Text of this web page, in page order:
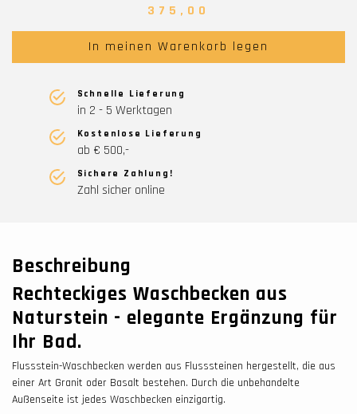
375,00
In meinen Warenkorb legen
Schnelle Lieferung
in 2 - 5 Werktagen
Kostenlose Lieferung
ab € 500,-
Sichere Zahlung!
Zahl sicher online
Beschreibung
Rechteckiges Waschbecken aus
Naturstein - elegante Ergänzung für
Ihr Bad.
Flussstein-Waschbecken werden aus Flusssteinen hergestellt, die aus
einer Art Granit oder Basalt bestehen. Durch die unbehandelte
Außenseite ist jedes Waschbecken einzigartig.